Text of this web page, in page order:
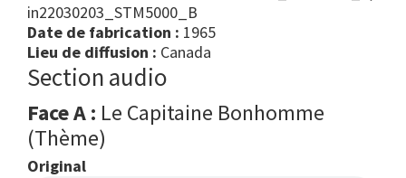
in22030203_STM5000_B
Date de fabrication : 1965
Lieu de diffusion : Canada
Section audio
Face A : Le Capitaine Bonhomme
(Thème)
Original